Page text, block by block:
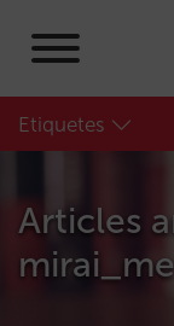
Etiquetes
Articles